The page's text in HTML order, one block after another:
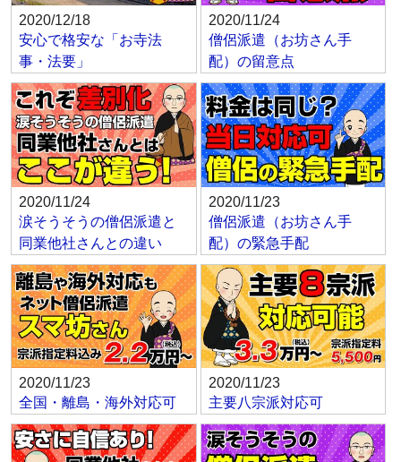
2020/12/18
安心で格安な「お寺法
事・法要」
2020/11/24
僧侶派遣（お坊さん手
配）の留意点
2020/11/24
涙そうそうの僧侶派遣と
同業他社さんとの違い
2020/11/23
僧侶派遣（お坊さん手
配）の緊急手配
2020/11/23
全国・離島・海外対応可
2020/11/23
主要八宗派対応可